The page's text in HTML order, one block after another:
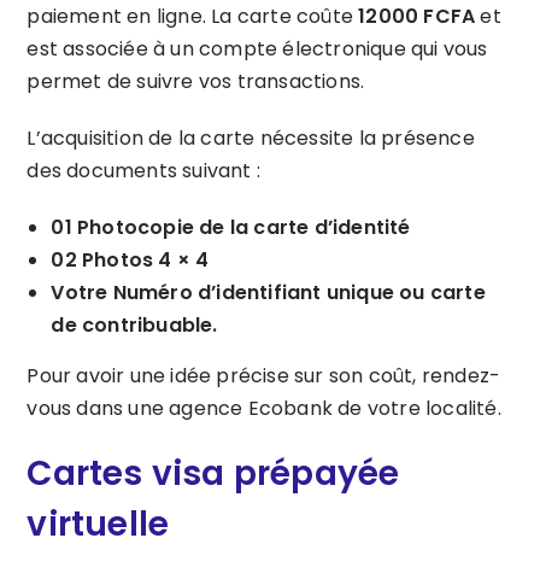
paiement en ligne. La carte coûte12000 FCFAet
est associée à un compte électronique qui vous
permet de suivre vos transactions.
L’acquisition de la carte nécessite la présence
des documents suivant :
01 Photocopie de la carte d’identité
02 Photos 4 × 4
Votre Numéro d’identifiant unique ou carte
de contribuable.
Pour avoir une idée précise sur son coût, rendez-
vous dans une agence Ecobank de votre localité.
Cartes visa prépayée
virtuelle